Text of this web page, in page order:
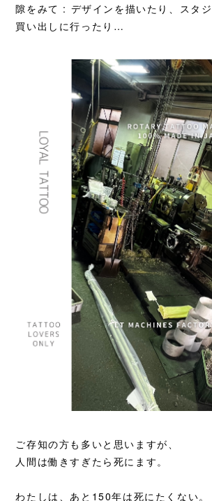
隙をみて : デザインを描いたり、スタジ
買い出しに行ったり…
ご存知の方も多いと思いますが、
人間は働きすぎたら死にます。
わたしは、あと150年は死にたくない。